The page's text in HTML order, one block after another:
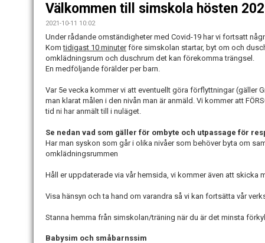
Välkommen till simskola hösten
2021-10-11 10:02
Under rådande omständigheter med Covid-19 har vi fortsatt
Komtidigast 10 minuterföre simskolan startar, byt om och
omklädningsrum och duschrum det kan förekomma trängsel.
En medföljande förälder per barn.
Var 5e vecka kommer vi att eventuellt göra förflyttningar (gäller
man klarat målen i den nivån man är anmäld. Vi kommer att
tid ni har anmält till i nuläget.
Se nedan vad som gäller för ombyte och utpassage för
Har man syskon som går i olika nivåer som behöver byta om
omklädningsrummen
Håll er uppdaterade via vår hemsida, vi kommer även att skicka
Visa hänsyn och ta hand om varandra så vi kan fortsätta vår
Stanna hemma från simskolan/träning när du är det minsta
Babysim och småbarnssim